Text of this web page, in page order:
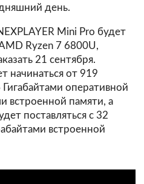
день.
Mini Pro будет
Ryzen 7 6800U,
21 сентября.
начинаться от 919
оперативной
встроенной памяти, а
поставляться с 32
встроенной